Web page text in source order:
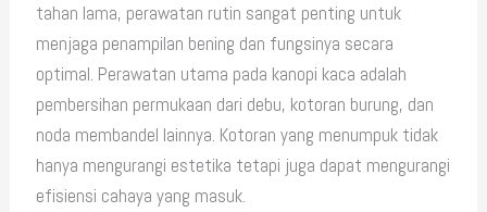
tahan lama, perawatan rutin sangat penting untuk
menjaga penampilan bening dan fungsinya secara
optimal. Perawatan utama pada kanopi kaca adalah
pembersihan permukaan dari debu, kotoran burung, dan
noda membandel lainnya. Kotoran yang menumpuk tidak
hanya mengurangi estetika tetapi juga dapat mengurangi
efisiensi cahaya yang masuk.